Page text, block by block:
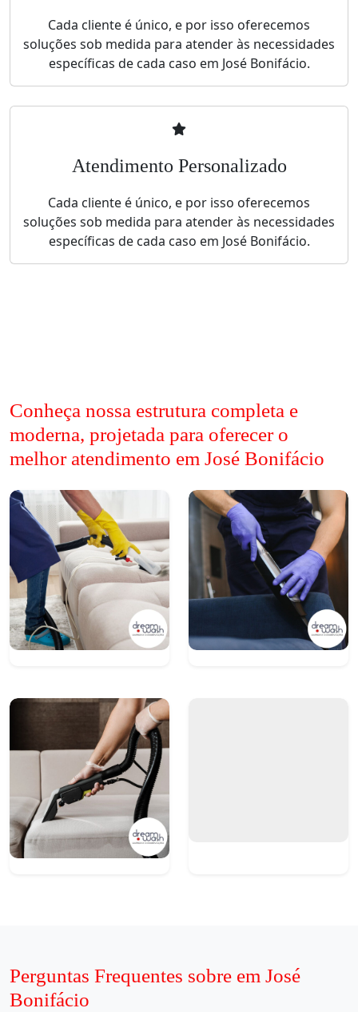
Cada cliente é único, e por isso oferecemos
soluções sob medida para atender às necessidades
específicas de cada caso em José Bonifácio.
Atendimento Personalizado
Cada cliente é único, e por isso oferecemos
soluções sob medida para atender às necessidades
específicas de cada caso em José Bonifácio.
Conheça nossa estrutura completa e
moderna, projetada para oferecer o
melhor atendimento em José Bonifácio
Perguntas Frequentes sobre em José
Bonifácio